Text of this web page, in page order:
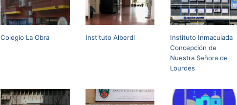
Colegio La Obra Instituto Alberdi
Instituto Inmaculada
Concepción de
Nuestra Señora de
Lourdes